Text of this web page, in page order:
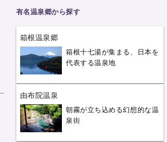
有名温泉郷から探す
箱根温泉郷
箱根十七湯が集まる、日本を
代表する温泉地
由布院温泉
朝霧が立ち込める幻想的な温
泉街